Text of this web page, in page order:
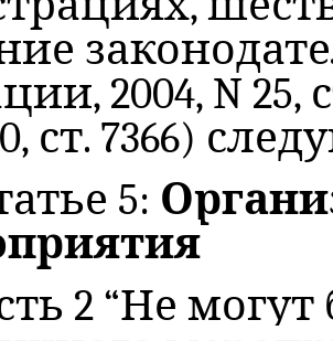
2004, N 25,
ст. 7366)
5:
2 “Не могут